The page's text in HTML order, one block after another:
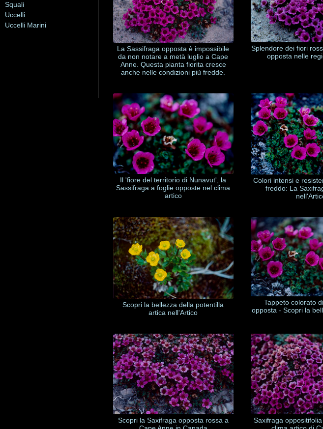
Squali
Uccelli
Uccelli Marini
La Sassifraga opposta è impossibile
da non notare a metà luglio a Cape
Anne. Questa pianta fiorita cresce
anche nelle condizioni più fredde.
Splendore dei fiori
opposta nelle
Il 'fiore del territorio di Nunavut', la
Sassifraga a foglie opposte nel clima
artico
Colori intensi e
freddo: La
Scopri la bellezza della potentilla
artica nell'Artico
Tappeto colorato
opposta - Scopri la
Scopri la Saxifraga opposta rossa a
Saxifraga